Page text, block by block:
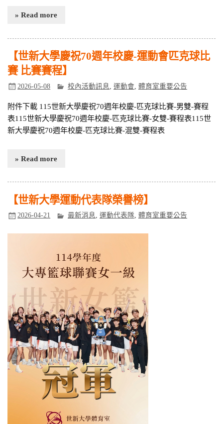
» Read more
【世新大學慶祝70週年校慶-運動會匹克球比
賽 比賽賽程】
2026-05-08 校內活動訊息 ,運動會 ,體育室重要公告
附件下載 115世新大學慶祝70週年校慶-匹克球比賽-男雙-賽程
表115世新大學慶祝70週年校慶-匹克球比賽-女雙-賽程表115世
新大學慶祝70週年校慶-匹克球比賽-混雙-賽程表
» Read more
【世新大學運動代表隊榮譽榜】
2026-04-21 最新消息,運動代表隊,體育室重要公告